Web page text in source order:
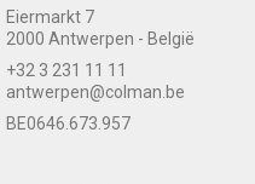
Eiermarkt 7
2000 Antwerpen - België
+32 3 231 11 11
antwerpen@colman.be
BE0646.673.957